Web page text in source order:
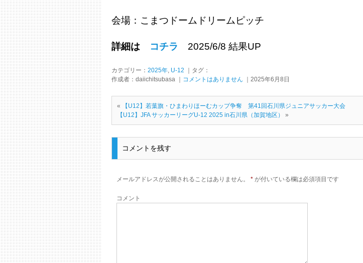
会場：こまつドームドリームピッチ
詳細は コチラ 2025/6/8 結果UP
カテゴリー： 2025年 U-12 ｜タグ：
作成者：daiichitsubasa ｜ コメントはありません ｜2025年6月8日
«
【U12】若葉旗・ひまわりほーむカップ争奪 第41回石川県ジュニアサッカー大会
【U12】JFA サッカーリーグU-12 2025 in石川県（加賀地区）
»
コメントを残す
メールアドレスが公開されることはありません。 * が付いている欄は必須項目です
コメント